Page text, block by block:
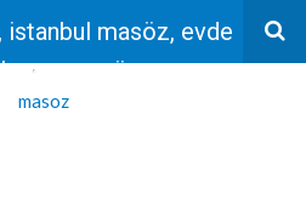
masöz, evde
masöz
'